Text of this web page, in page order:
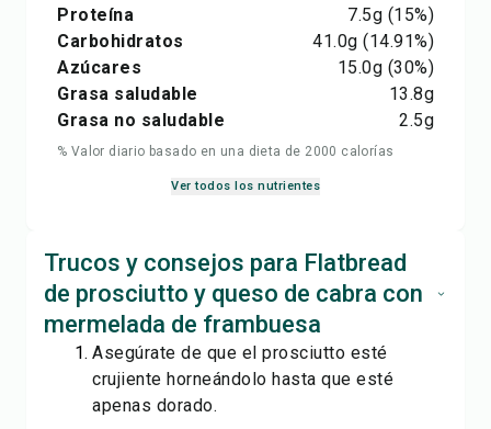
Proteína
7.5g (15%)
Carbohidratos
41.0g (14.91%)
Azúcares
15.0g (30%)
Grasa saludable
13.8g
Grasa no saludable
2.5g
% Valor diario basado en una dieta de 2000 calorías
Ver todos los nutrientes
Trucos y consejos para Flatbread
de prosciutto y queso de cabra con
mermelada de frambuesa
Asegúrate de que el prosciutto esté
crujiente horneándolo hasta que esté
apenas dorado.